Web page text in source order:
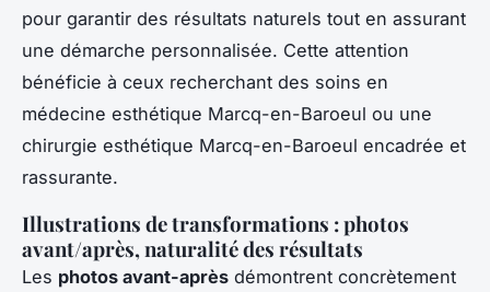
pour garantir des résultats naturels tout en assurant
une démarche personnalisée. Cette attention
bénéficie à ceux recherchant des soins en
médecine esthétique Marcq-en-Baroeul ou une
chirurgie esthétique Marcq-en-Baroeul encadrée et
rassurante.
Illustrations de transformations : photos
avant/après, naturalité des résultats
Les photos avant-après démontrent concrètement